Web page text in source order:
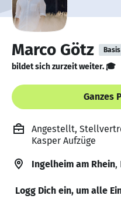
Marco Götz Basis
bildet sich zurzeit weiter. 🎓
Ganzes
Angestellt,
Kasper Aufzüge
Ingelheim am Rhein,
Logg Dich ein, um alle